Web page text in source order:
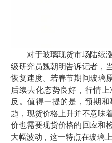
对于玻璃现货市场陆续
级研究员魏朝明告诉记者，
恢复速度。若春节期间玻璃
后续去化态势良好，行情
反。值得一提的是，预期
趋，现货价格上升并不意味
价也需要现货价格的回应和
大幅波动，这一特点在玻璃